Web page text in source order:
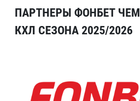
ПАРТНЕРЫ ФОНБЕТ
КХЛ СЕЗОНА 2025/2026